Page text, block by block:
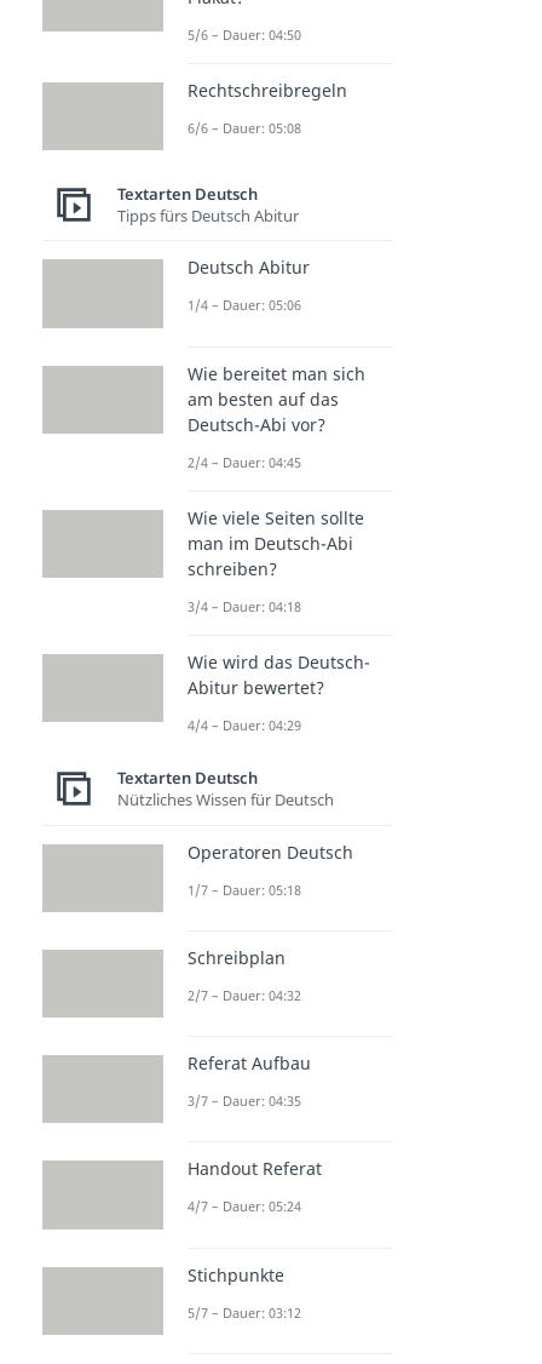
5/6 – Dauer: 04:50
Rechtschreibregeln
6/6 – Dauer: 05:08
Textarten Deutsch
Tipps fürs Deutsch Abitur
Deutsch Abitur
1/4 – Dauer: 05:06
Wie bereitet man sich
am besten auf das
Deutsch-Abi vor?
2/4 – Dauer: 04:45
Wie viele Seiten sollte
man im Deutsch-Abi
schreiben?
3/4 – Dauer: 04:18
Wie wird das Deutsch-
Abitur bewertet?
4/4 – Dauer: 04:29
Textarten Deutsch
Nützliches Wissen für Deutsch
Operatoren Deutsch
1/7 – Dauer: 05:18
Schreibplan
2/7 – Dauer: 04:32
Referat Aufbau
3/7 – Dauer: 04:35
Handout Referat
4/7 – Dauer: 05:24
Stichpunkte
5/7 – Dauer: 03:12